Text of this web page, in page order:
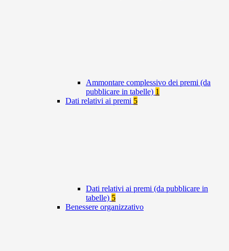
Ammontare complessivo dei premi (da
pubblicare in tabelle) 1
Dati relativi ai premi 5
Dati relativi ai premi (da pubblicare in
tabelle) 5
Benessere organizzativo